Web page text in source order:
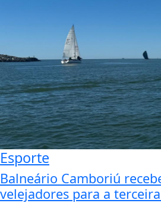
Esporte
Balneário Camboriú
velejadores para a